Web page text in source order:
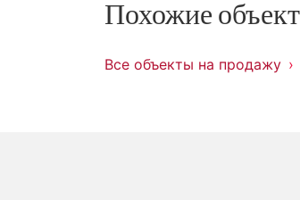
Похожие
Все объекты на продажу